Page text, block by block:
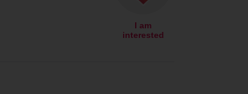
I am
interested